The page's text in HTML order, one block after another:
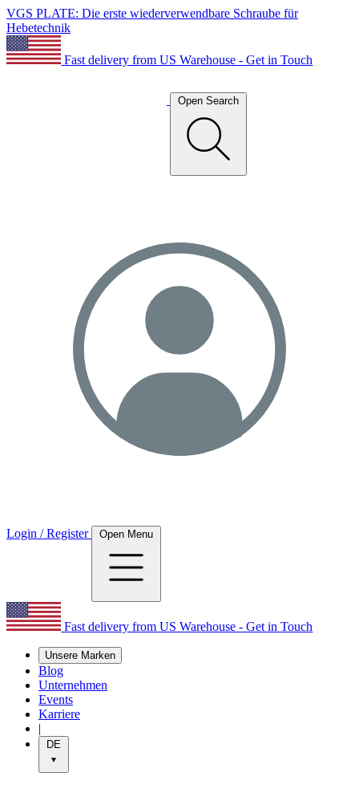
VGS PLATE: Die erste wiederverwendbare Schraube für
Hebetechnik
Fast delivery from US Warehouse - Get in Touch
Open Search
Login / Register Open Menu
Fast delivery from US Warehouse - Get in Touch
Unsere Marken
Blog
Unternehmen
Events
Karriere
|
DE